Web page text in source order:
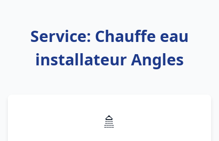
Service: Chauffe eau
installateur Angles
🚿